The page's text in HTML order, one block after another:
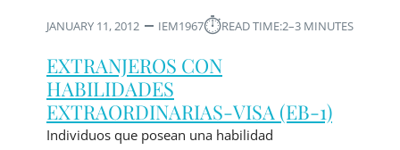
JANUARY 11, 2012 IEM1967⏱︎READ TIME:2–3 MINUTES
EXTRANJEROS CON
HABILIDADES
EXTRAORDINARIAS-VISA (EB-1)
Individuos que posean una habilidad